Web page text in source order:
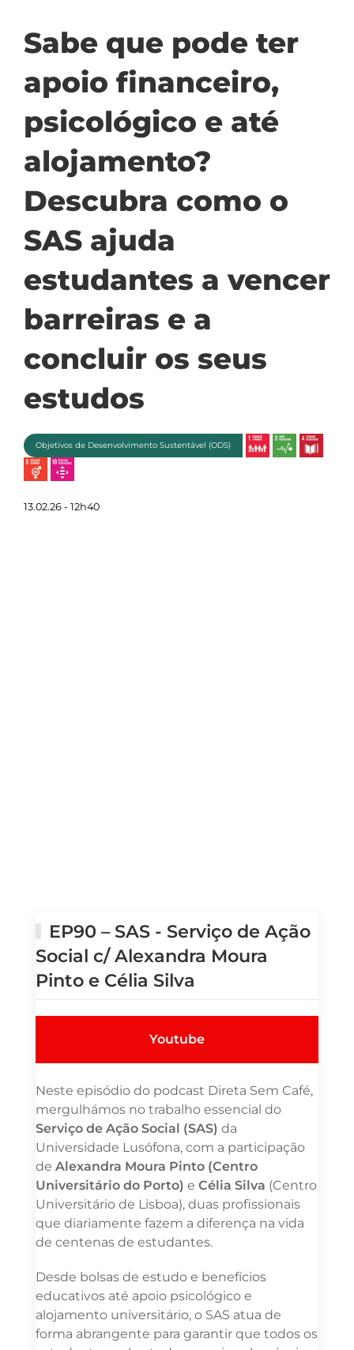
Sabe que pode ter
apoio financeiro,
psicológico e até
alojamento?
Descubra como o
SAS ajuda
estudantes a vencer
barreiras e a
concluir os seus
estudos
Objetivos de Desenvolvimento Sustentável (ODS)
13.02.26 - 12h40
EP90 – SAS - Serviço de Ação
Social c/ Alexandra Moura
Pinto e Célia Silva
Youtube
Neste episódio do podcast Direta Sem Café,
mergulhámos no trabalho essencial do
Serviço de Ação Social (SAS) da
Universidade Lusófona, com a participação
de Alexandra Moura Pinto (Centro
Universitário do Porto) e Célia Silva (Centro
Universitário de Lisboa), duas profissionais
que diariamente fazem a diferença na vida
de centenas de estudantes.
Desde bolsas de estudo e benefícios
educativos até apoio psicológico e
alojamento universitário, o SAS atua de
forma abrangente para garantir que todos os